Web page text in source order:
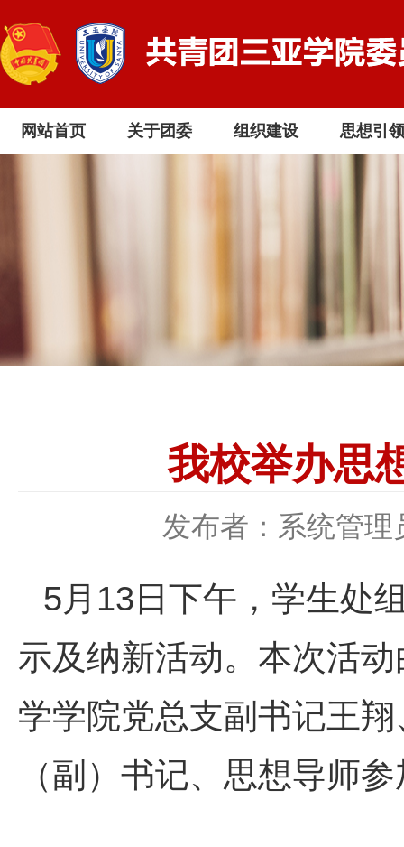
网站首页 关于团委 组织建设 思想引领
我校举办思
发布者：系统管理
5月13日下午，学生处
示及纳新活动。本次活
学学院党总支副书记王
（副）书记、思想导师